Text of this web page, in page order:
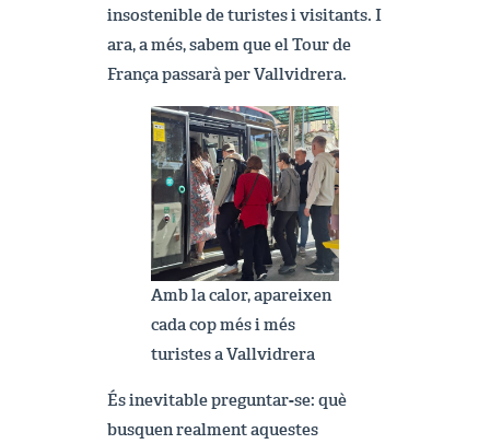
insostenible de turistes i visitants. I
ara, a més, sabem que el Tour de
França passarà per Vallvidrera.
Amb la calor, apareixen
cada cop més i més
turistes a Vallvidrera
És inevitable preguntar-se: què
busquen realment aquestes